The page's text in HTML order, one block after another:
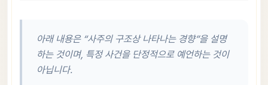
아래 내용은 “사주의 구조상 나타나는 경향”을 설명
하는 것이며, 특정 사건을 단정적으로 예언하는 것이
아닙니다.